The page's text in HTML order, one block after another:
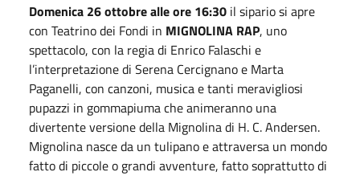
Domenica 26 ottobre alle ore 16:30 il sipario si apre
con Teatrino dei Fondi in MIGNOLINA RAP, uno
spettacolo, con la regia di Enrico Falaschi e
l’interpretazione di Serena Cercignano e Marta
Paganelli, con canzoni, musica e tanti meravigliosi
pupazzi in gommapiuma che animeranno una
divertente versione della Mignolina di H. C. Andersen.
Mignolina nasce da un tulipano e attraversa un mondo
fatto di piccole o grandi avventure, fatto soprattutto di